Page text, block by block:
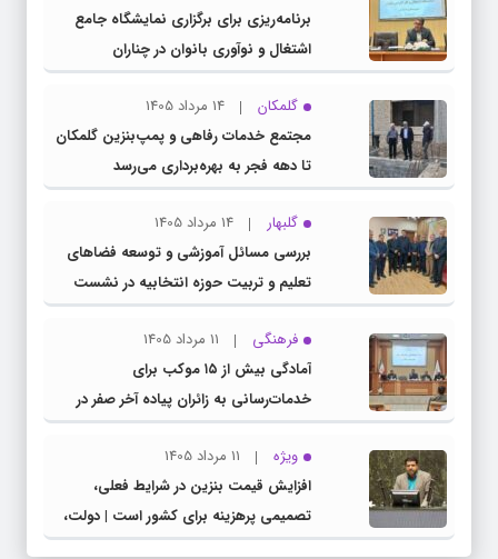
برنامه‌ریزی برای برگزاری نمایشگاه جامع
اشتغال و نوآوری بانوان در چناران
گلمکان
14 مرداد 1405
مجتمع خدمات رفاهی و پمپ‌بنزین گلمکان
تا دهه فجر به بهره‌برداری می‌رسد
گلبهار
14 مرداد 1405
بررسی مسائل آموزشی و توسعه فضاهای
تعلیم و تربیت حوزه انتخابیه در نشست
مشترک عضو کمیسیون آموزش مجلس با
مدیرکل آموزش و پرورش خراسان رضوی
فرهنگی
11 مرداد 1405
آمادگی بیش از ۱۵ موکب برای
خدمات‌رسانی به زائران پیاده آخر صفر در
شهرستان چناران
ویژه
11 مرداد 1405
افزایش قیمت بنزین در شرایط فعلی،
تصمیمی پرهزینه برای کشور است | دولت،
قاچاق سوخت و عوامل اصلی ناترازی را